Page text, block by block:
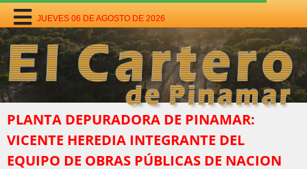
JUEVES 06 DE AGOSTO DE 2026
PLANTA DEPURADORA DE PINAMAR:
VICENTE HEREDIA INTEGRANTE DEL
EQUIPO DE OBRAS PÚBLICAS DE NACION